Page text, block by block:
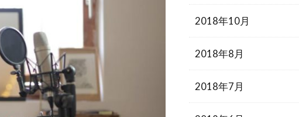
2018年10月
2018年8月
2018年7月